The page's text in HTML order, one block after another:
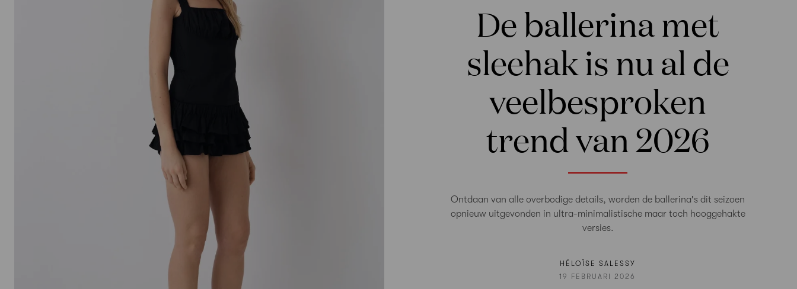
De ballerina met
sleehak is nu al de
veelbesproken
trend van 2026
Ontdaan van alle overbodige details, worden de ballerina's dit seizoen
opnieuw uitgevonden in ultra-minimalistische maar toch hooggehakte
versies.
HÉLOÏSE SALESSY
19 FEBRUARI 2026